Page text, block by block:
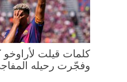
كلمات قيلت
وفجّرت رحيله